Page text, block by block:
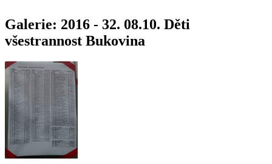
Galerie: 2016 - 32. 08.10. Děti
všestrannost Bukovina